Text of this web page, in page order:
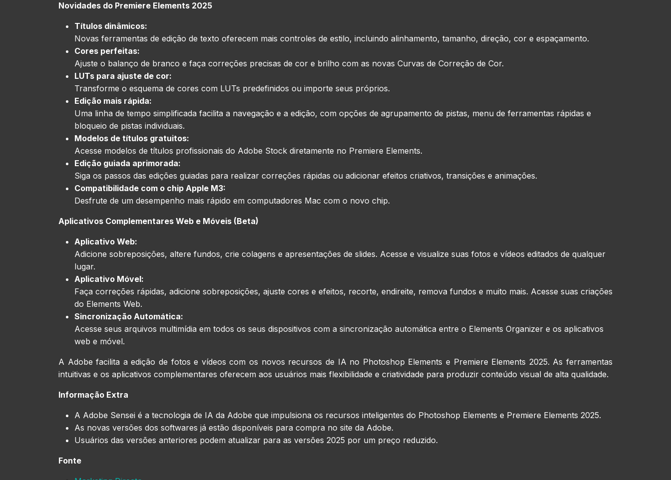
Novidades do Premiere Elements 2025
Títulos dinâmicos:
Novas ferramentas de edição de texto oferecem mais controles de estilo, incluindo alinhamento, tamanho, direção, cor e espaçamento.
Cores perfeitas:
Ajuste o balanço de branco e faça correções precisas de cor e brilho com as novas Curvas de Correção de Cor.
LUTs para ajuste de cor:
Transforme o esquema de cores com LUTs predefinidos ou importe seus próprios.
Edição mais rápida:
Uma linha de tempo simplificada facilita a navegação e a edição, com opções de agrupamento de pistas, menu de ferramentas rápidas e
bloqueio de pistas individuais.
Modelos de títulos gratuitos:
Acesse modelos de títulos profissionais do Adobe Stock diretamente no Premiere Elements.
Edição guiada aprimorada:
Siga os passos das edições guiadas para realizar correções rápidas ou adicionar efeitos criativos, transições e animações.
Compatibilidade com o chip Apple M3:
Desfrute de um desempenho mais rápido em computadores Mac com o novo chip.
Aplicativos Complementares Web e Móveis (Beta)
Aplicativo Web:
Adicione sobreposições, altere fundos, crie colagens e apresentações de slides. Acesse e visualize suas fotos e vídeos editados de qualquer
lugar.
Aplicativo Móvel:
Faça correções rápidas, adicione sobreposições, ajuste cores e efeitos, recorte, endireite, remova fundos e muito mais. Acesse suas criações
do Elements Web.
Sincronização Automática:
Acesse seus arquivos multimídia em todos os seus dispositivos com a sincronização automática entre o Elements Organizer e os aplicativos
web e móvel.
A Adobe facilita a edição de fotos e vídeos com os novos recursos de IA no Photoshop Elements e Premiere Elements 2025. As ferramentas
intuitivas e os aplicativos complementares oferecem aos usuários mais flexibilidade e criatividade para produzir conteúdo visual de alta qualidade.
Informação Extra
A Adobe Sensei é a tecnologia de IA da Adobe que impulsiona os recursos inteligentes do Photoshop Elements e Premiere Elements 2025.
As novas versões dos softwares já estão disponíveis para compra no site da Adobe.
Usuários das versões anteriores podem atualizar para as versões 2025 por um preço reduzido.
Fonte